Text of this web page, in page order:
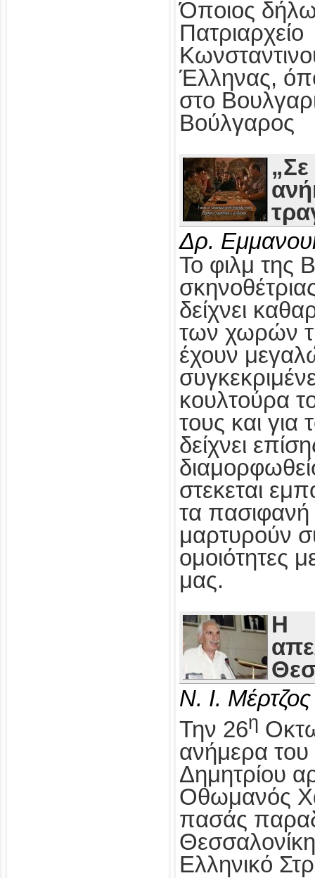
Όποιος
Πατριαρχείο
Έλληνας,
στο
Βούλγαρος
Δρ.
Το φιλμ της
δείχνει
των χωρών
έχουν
κουλτούρα
τους και
δείχνει
στεκεται
τα πασιφανή
μαρτυρούν
ομοιότητες
μας.
Η
Ν. Ι. Μέρτζος
Την 26η
ανήμερα του
Δημητρίου
Οθωμανός
πασάς
Ελληνικό